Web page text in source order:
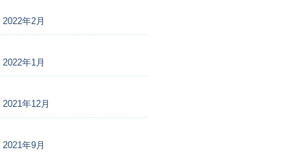
2022年2月
2022年1月
2021年12月
2021年9月